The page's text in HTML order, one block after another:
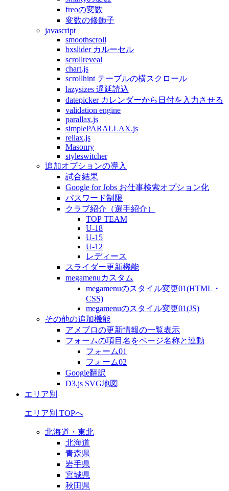
freoの変数
変数の修飾子
javascript
smoothscroll
bxslider カルーセル
scrollreveal
chart.js
scrollhint テーブルの横スクロール
lazysizes 遅延読込
datepicker カレンダーから日付を入力させる
validation engine
parallax.js
simplePARALLAX.js
rellax.js
Masonry
styleswitcher
追加オプションの導入
試合結果
Google for Jobs お仕事検索オプション化
パスワード制限
クラブ紹介（選手紹介）
TOP TEAM
U-18
U-15
U-12
レディース
スライダー更新機能
megamenuカスタム
megamenuのスタイル変更01(HTML・
CSS)
megamenuのスタイル変更01(JS)
その他の追加機能
アメブロの更新情報の一覧表示
フォームの項目名をページ名称と連動
フォーム01
フォーム02
Google翻訳
D3.js SVG地図
エリア別
エリア別 TOPへ
北海道・東北
北海道
青森県
岩手県
宮城県
秋田県